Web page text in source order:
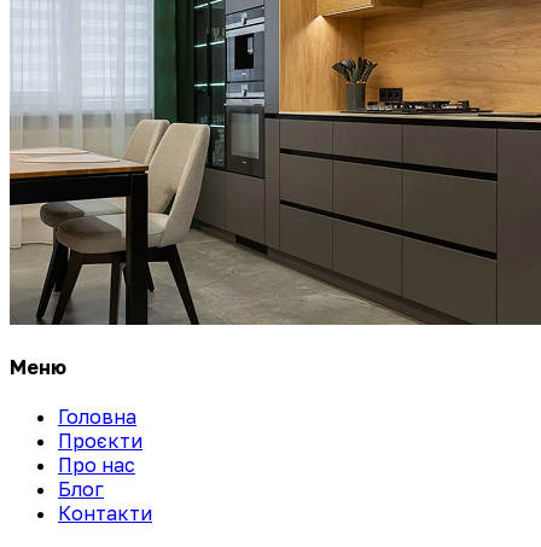
Меню
Головна
Проєкти
Про нас
Блог
Контакти